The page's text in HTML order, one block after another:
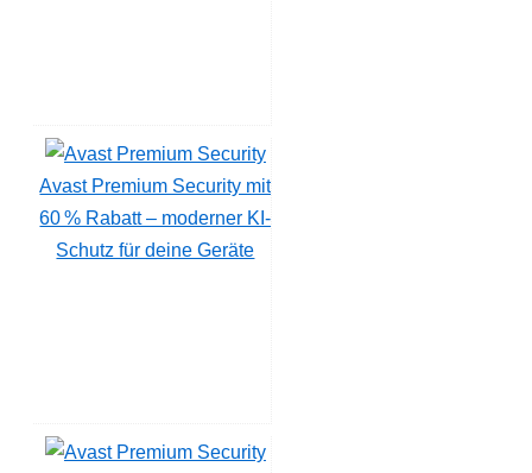
Avast Premium Security mit
60 % Rabatt – moderner KI-
Schutz für deine Geräte